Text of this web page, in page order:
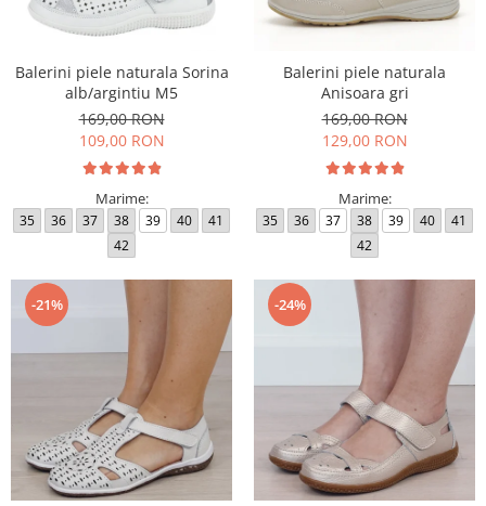
Incaltamine primavara-vara piele
Imbracaminte
Camasi si topuri
Blugi si pantaloni
Pulovere si cardigane
Salopete
Incaltaminte toamna-iarna piele
Balerini piele naturala Sorina
alb/argintiu M5
169,00 RON
109,00 RON
Marime:
35 36 37 38 39 40
41
42
Balerini piele naturala
Anisoara gri
169,00 RON
129,00 RON
Marime:
35 36 37 38 39 40
41
42
-21% -24%